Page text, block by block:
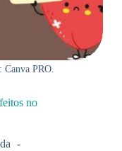
Canva PRO.
no